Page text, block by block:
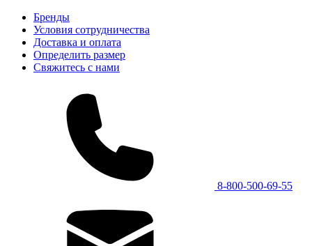
Бренды
Условия сотрудничества
Доставка и оплата
Определить размер
Свяжитесь с нами
8-800-500-69-55